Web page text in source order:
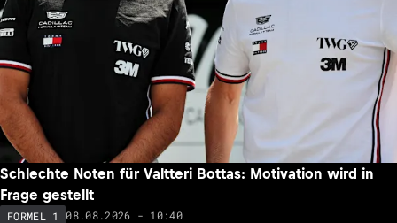
Schlechte Noten für Valtteri Bottas: Motivation wird in
Frage gestellt
FORMEL 1 08.08.2026 - 10:40